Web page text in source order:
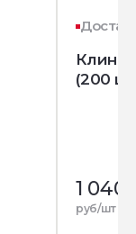
Клин
(200
1 040
руб/шт